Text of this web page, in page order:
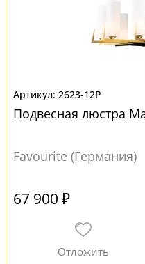
2623-12P
Подвесная люстра
Favourite (Германия)
67 900 ₽